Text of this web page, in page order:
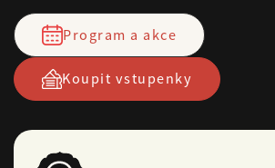
Program a akce
Koupit vstupenky